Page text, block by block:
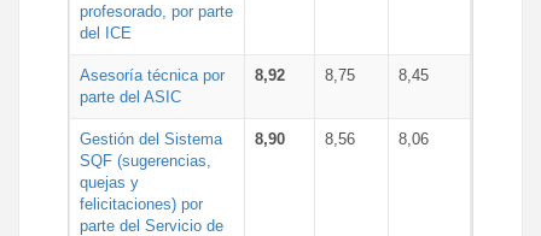
profesorado, por parte
del ICE
Asesoría técnica por
parte del ASIC
8,92 8,75 8,45
Gestión del Sistema
SQF (sugerencias,
quejas y
felicitaciones) por
parte del Servicio de
8,90 8,56 8,06